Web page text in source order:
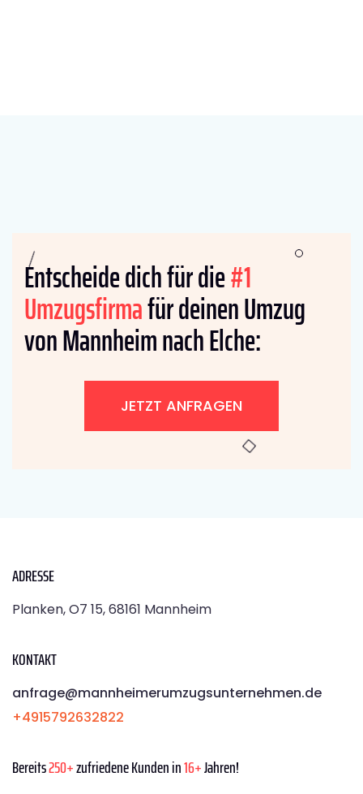
Entscheide dich für die#1
Umzugsfirmafür deinen Umzug
von Mannheim nach Elche:
JETZT ANFRAGEN
ADRESSE
Planken, O7 15, 68161 Mannheim
KONTAKT
anfrage@mannheimerumzugsunternehmen.de
+4915792632822
Bereits250+zufriedene Kunden in16+Jahren!